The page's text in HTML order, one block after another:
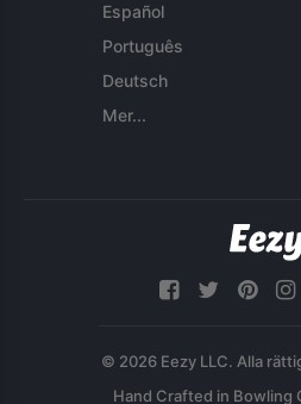
Español
Português
Deutsch
Mer...
© 2026 Eezy LLC. Alla